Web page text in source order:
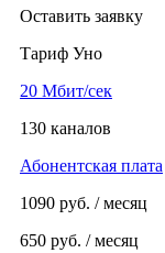
Оставить заявку
Тариф Уно
20 Мбит/сек
130 каналов
Абонентская плата
1090 руб. / месяц
650 руб. / месяц